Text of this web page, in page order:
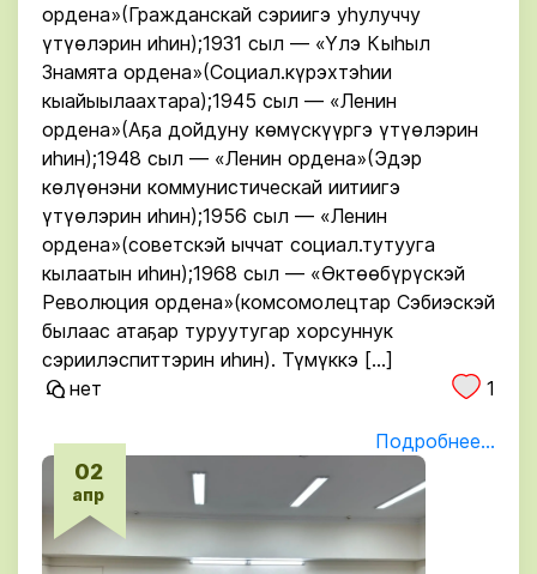
02
апр
ордена»(Гражданскай сэриигэ уһулуччу
үтүөлэрин иһин);1931 сыл — «Үлэ Кыһыл
Знамята ордена»(Социал.күрэхтэһии
кыайыылаахтара);1945 сыл — «Ленин
ордена»(Аҕа дойдуну көмүскүүргэ үтүөлэрин
иһин);1948 сыл — «Ленин ордена»(Эдэр
көлүөнэни коммунистическай иитиигэ
үтүөлэрин иһин);1956 сыл — «Ленин
ордена»(советскэй ыччат социал.тутууга
кылаатын иһин);1968 сыл — «Өктөөбүрүскэй
Революция ордена»(комсомолецтар Сэбиэскэй
былаас атаҕар туруутугар хорсуннук
сэриилэспиттэрин иһин). Түмүккэ […]
нет
1
Подробнее...